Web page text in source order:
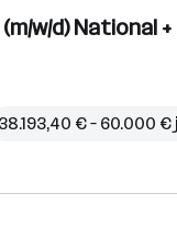
w/d) National
38.193,40 € – 60.000